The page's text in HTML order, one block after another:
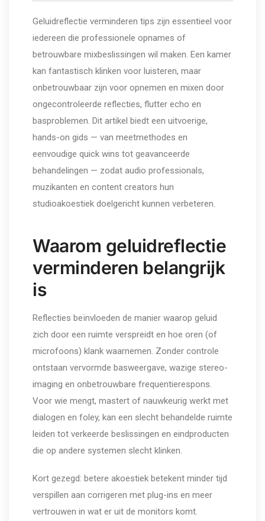
Geluidreflectie verminderen tips zijn essentieel voor
iedereen die professionele opnames of
betrouwbare mixbeslissingen wil maken. Een kamer
kan fantastisch klinken voor luisteren, maar
onbetrouwbaar zijn voor opnemen en mixen door
ongecontroleerde reflecties, flutter echo en
basproblemen. Dit artikel biedt een uitvoerige,
hands-on gids — van meetmethodes en
eenvoudige quick wins tot geavanceerde
behandelingen — zodat audio professionals,
muzikanten en content creators hun
studioakoestiek doelgericht kunnen verbeteren.
Waarom geluidreflectie
verminderen belangrijk
is
Reflecties beïnvloeden de manier waarop geluid
zich door een ruimte verspreidt en hoe oren (of
microfoons) klank waarnemen. Zonder controle
ontstaan vervormde basweergave, wazige stereo-
imaging en onbetrouwbare frequentierespons.
Voor wie mengt, mastert of nauwkeurig werkt met
dialogen en foley, kan een slecht behandelde ruimte
leiden tot verkeerde beslissingen en eindproducten
die op andere systemen slecht klinken.
Kort gezegd: betere akoestiek betekent minder tijd
verspillen aan corrigeren met plug-ins en meer
vertrouwen in wat er uit de monitors komt.